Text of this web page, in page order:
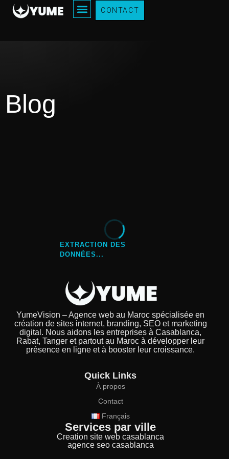
CONTACT
Blog
EXTRACTION DES
DONNÉES...
YumeVision – Agence web au Maroc spécialisée en
création de sites internet, branding, SEO et marketing
digital. Nous aidons les entreprises à Casablanca,
Rabat, Tanger et partout au Maroc à développer leur
présence en ligne et à booster leur croissance.
Quick Links
À propos
Contact
Français
Services par ville
Creation site web casablanca
agence seo casablanca